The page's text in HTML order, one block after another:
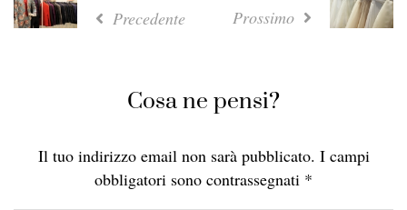
Precedente Prossimo
Cosa ne pensi?
Il tuo indirizzo email non sarà pubblicato. I campi
obbligatori sono contrassegnati *